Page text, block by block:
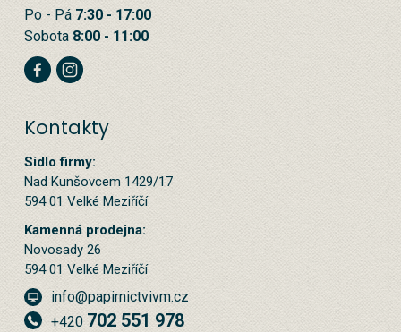
Po - Pá 7:30 - 17:00
Sobota 8:00 - 11:00
Kontakty
Sídlo firmy:
Nad Kunšovcem 1429/17
594 01 Velké Meziříčí
Kamenná prodejna:
Novosady 26
594 01 Velké Meziříčí
info@papirnictvivm.cz
+420 702 551 978